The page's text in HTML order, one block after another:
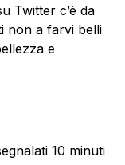
Twitter c’è da
non a farvi belli
e
10 minuti